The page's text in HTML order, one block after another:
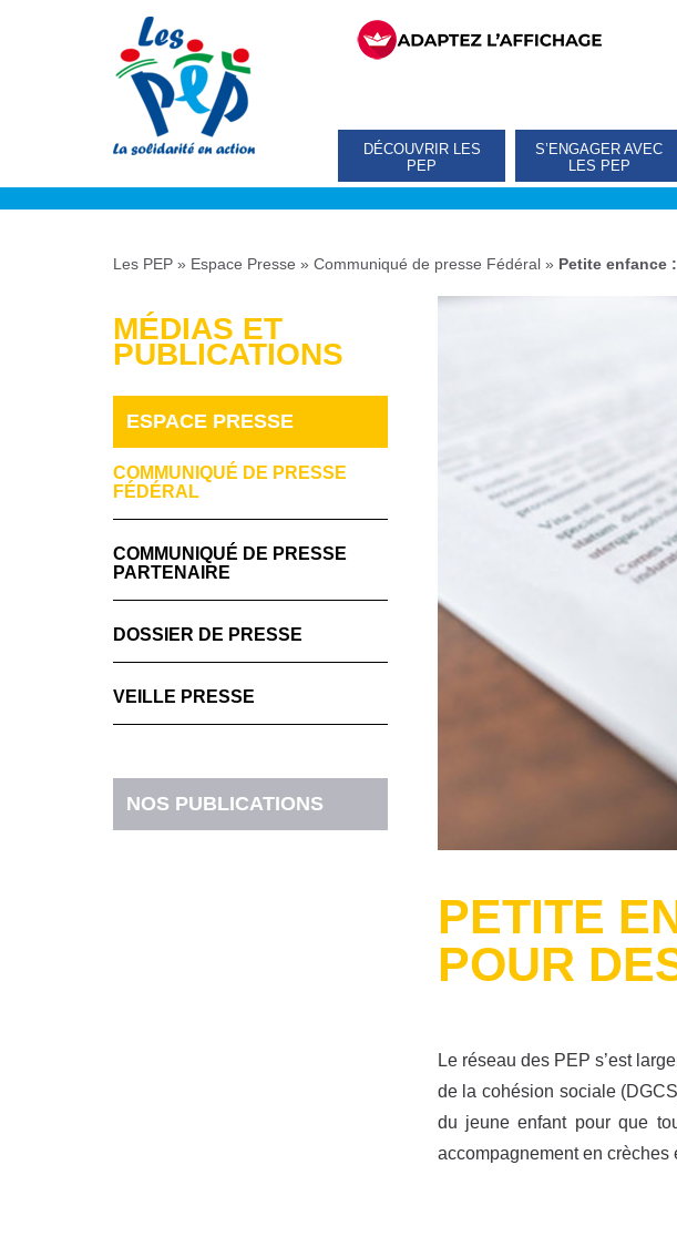
DÉCOUVRIR LES
PEP
S’ENGAGER AVEC
LES PEP
Les PEP » Espace Presse » Communiqué de presse Fédéral » Petite enfance
MÉDIAS ET
PUBLICATIONS
ESPACE PRESSE
COMMUNIQUÉ DE PRESSE
FÉDÉRAL
COMMUNIQUÉ DE PRESSE
PARTENAIRE
DOSSIER DE PRESSE
VEILLE PRESSE
NOS PUBLICATIONS
PETITE
POUR
Le réseau des PEP s’est
de la cohésion sociale
du jeune enfant pour que
accompagnement en crèches